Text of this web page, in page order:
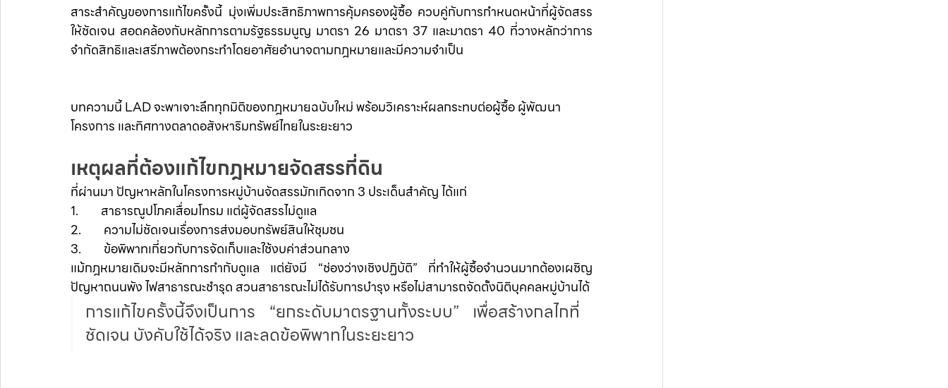
สาระสำคัญของการแก้ไขครั้งนี้ มุ่งเพิ่มประสิทธิภาพการคุ้มครองผู้ซื้อ ควบคู่กับการกำหนดหน้าที่ผู้จัดสรร
ให้ชัดเจน สอดคล้องกับหลักการตามรัฐธรรมนูญ มาตรา 26 มาตรา 37 และมาตรา 40 ที่วางหลักว่าการ
จำกัดสิทธิและเสรีภาพต้องกระทำโดยอาศัยอำนาจตามกฎหมายและมีความจำเป็น
บทความนี้ LAD จะพาเจาะลึกทุกมิติของกฎหมายฉบับใหม่ พร้อมวิเคราะห์ผลกระทบต่อผู้ซื้อ ผู้พัฒนา
โครงการ และทิศทางตลาดอสังหาริมทรัพย์ไทยในระยะยาว
เหตุผลที่ต้องแก้ไขกฎหมายจัดสรรที่ดิน
ที่ผ่านมา ปัญหาหลักในโครงการหมู่บ้านจัดสรรมักเกิดจาก 3 ประเด็นสำคัญ ได้แก่
1.        สาธารณูปโภคเสื่อมโทรม แต่ผู้จัดสรรไม่ดูแล
2.        ความไม่ชัดเจนเรื่องการส่งมอบทรัพย์สินให้ชุมชน
3.        ข้อพิพาทเกี่ยวกับการจัดเก็บและใช้งบค่าส่วนกลาง
แม้กฎหมายเดิมจะมีหลักการกำกับดูแล แต่ยังมี “ช่องว่างเชิงปฏิบัติ” ที่ทำให้ผู้ซื้อจำนวนมากต้องเผชิญ
ปัญหาถนนพัง ไฟสาธารณะชำรุด สวนสาธารณะไม่ได้รับการบำรุง หรือไม่สามารถจัดตั้งนิติบุคคลหมู่บ้านได้
การแก้ไขครั้งนี้จึงเป็นการ “ยกระดับมาตรฐานทั้งระบบ” เพื่อสร้างกลไกที่
ชัดเจน บังคับใช้ได้จริง และลดข้อพิพาทในระยะยาว